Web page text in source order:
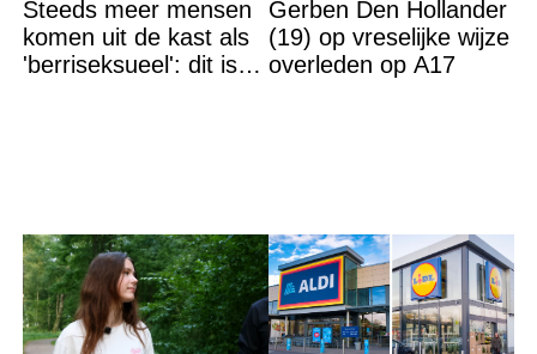
Steeds meer mensen
komen uit de kast als
'berriseksueel': dit is
Gerben Den Hollander
(19) op vreselijke wijze
overleden op A17